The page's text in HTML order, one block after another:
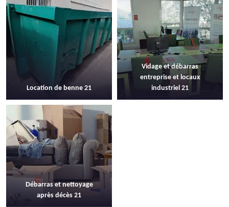
Location de benne 21
Vidage et débarras
entreprise et locaux
industriel 21
Débarras et nettoyage
après décès 21